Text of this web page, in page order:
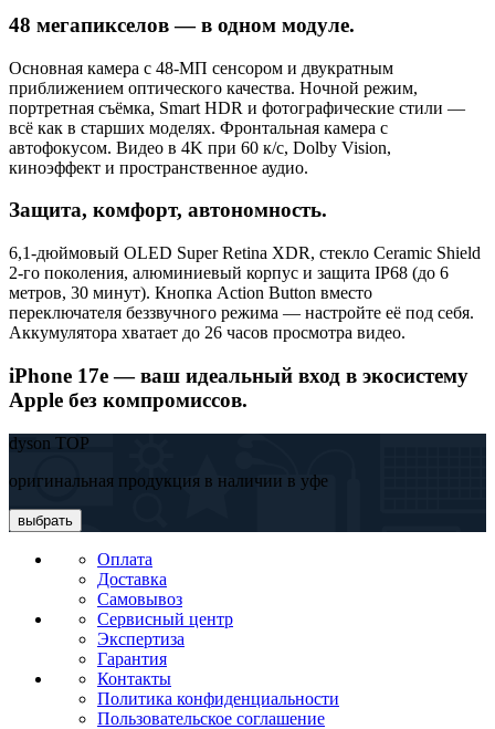
48 мегапикселов — в одном модуле.
Основная камера с 48-МП сенсором и двукратным
приближением оптического качества. Ночной режим,
портретная съёмка, Smart HDR и фотографические стили —
всё как в старших моделях. Фронтальная камера с
автофокусом. Видео в 4K при 60 к/с, Dolby Vision,
киноэффект и пространственное аудио.
Защита, комфорт, автономность.
6,1-дюймовый OLED Super Retina XDR, стекло Ceramic Shield
2-го поколения, алюминиевый корпус и защита IP68 (до 6
метров, 30 минут). Кнопка Action Button вместо
переключателя беззвучного режима — настройте её под себя.
Аккумулятора хватает до 26 часов просмотра видео.
iPhone 17e — ваш идеальный вход в экосистему
Apple без компромиссов.
dyson TOP
оригинальная продукция в наличии в уфе
выбрать
Оплата
Доставка
Самовывоз
Сервисный центр
Экспертиза
Гарантия
Контакты
Политика конфиденциальности
Пользовательское соглашение